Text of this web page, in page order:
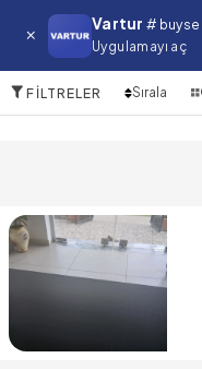
Vartur #
Uygulamayı aç
Adalar
FILTRELER Sırala